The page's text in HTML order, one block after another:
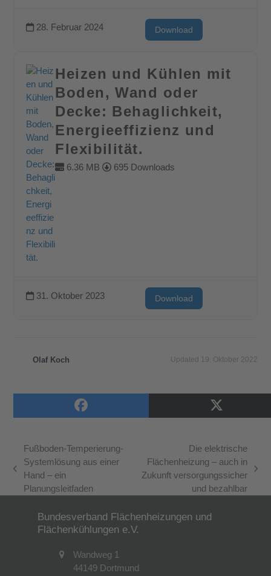
28. Februar 2024 Download
Heizen und Kühlen mit
Boden, Wand oder
Decke: Behaglichkeit,
Energieeffizienz und
Flexibilität.
6.36 MB 695 Downloads
31. Oktober 2023 Download
Olaf Koch Updated 19. Oktober 2022
vorheriger
Beitrag:
Fußboden-Temperierung-
Systemlösung aus einer
Hand – ein
Planungsleitfaden
Nächster
Die elektrische
Flächenheizung – auch in
Zukunft versorgungssicher
und bezahlbar
Bundesverband Flächenheizungen und
Flächenkühlungen e.V.
Wandweg 1
44149 Dortmund